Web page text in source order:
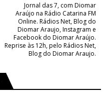
Jornal das 7, com Diomar
Araújo na Rádio Catarina FM
Online. Rádios Net, Blog do
Diomar Araujo, Instagram e
Facebook do Diomar Araújo.
Reprise às 12h, pelo Rádios Net,
Blog do Diomar Araujo.